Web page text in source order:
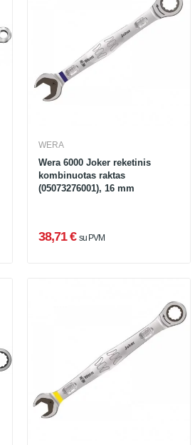
WERA
Wera 6000 Joker reketinis
kombinuotas raktas
(05073276001), 16 mm
38,71 € su PVM